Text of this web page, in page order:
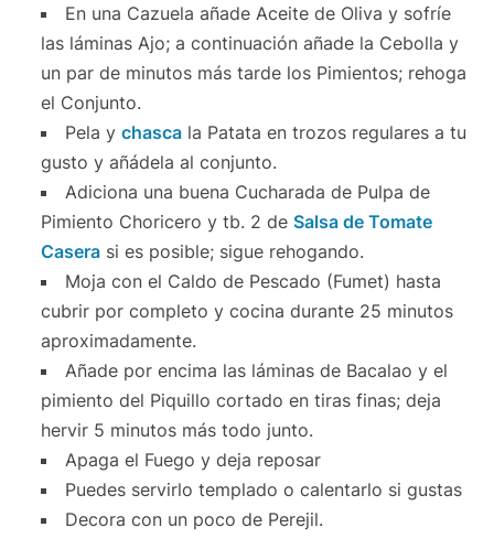
En una Cazuela añade Aceite de Oliva y sofríe
las láminas Ajo; a continuación añade la Cebolla y
un par de minutos más tarde los Pimientos; rehoga
el Conjunto.
Pela ychasca la Patata en trozos regulares a tu
gusto y añádela al conjunto.
Adiciona una buena Cucharada de Pulpa de
Pimiento Choricero y tb. 2 deSalsa de Tomate
Casera si es posible; sigue rehogando.
Moja con el Caldo de Pescado (Fumet) hasta
cubrir por completo y cocina durante 25 minutos
aproximadamente.
Añade por encima las láminas de Bacalao y el
pimiento del Piquillo cortado en tiras finas; deja
hervir 5 minutos más todo junto.
Apaga el Fuego y deja reposar
Puedes servirlo templado o calentarlo si gustas
Decora con un poco de Perejil.